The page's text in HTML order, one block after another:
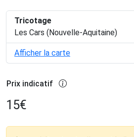
Tricotage
Les Cars (Nouvelle-Aquitaine)
Afficher la carte
Prix indicatif
15€